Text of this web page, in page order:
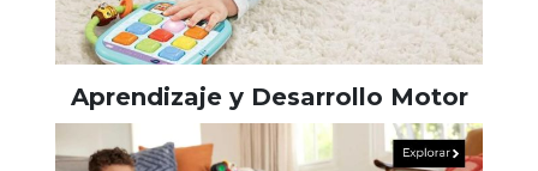
Aprendizaje y Desarrollo Motor